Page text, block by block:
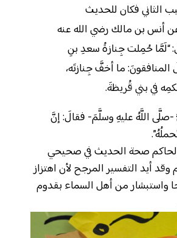
الثاني فكان للحديث
أنس بن مالك رضي الله عنه
“لَمَّا حُمِلت جِنازةُ سعدِ بنِ
ما أخفَّ جِنازتَه،
في بني قُريظةَ.
-صلَّى اللَّهُ عليهِ وسلَّمَ- فقالَ: إنَّ
صحة الحديث في صحيحي
أيد التفسير المرجح لأن اهتزاز
واستبشار من أهل السماء بقدوم